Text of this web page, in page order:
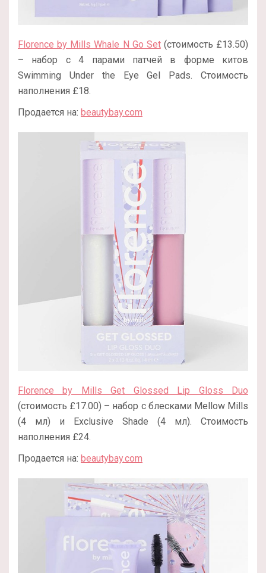
Florence by Mills Whale N Go Set(стоимость £13.50)
– набор с 4 парами патчей в форме китов
Swimming Under the Eye Gel Pads. Стоимость
наполнения £18.
Продается на: beautybay.com
Florence by Mills Get Glossed Lip Gloss Duo
(стоимость £17.00) – набор с блесками Mellow Mills
(4 мл) и Exclusive Shade (4 мл). Стоимость
наполнения £24.
Продается на: beautybay.com